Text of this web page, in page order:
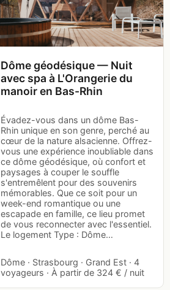
Dôme géodésique — Nuit
avec spa à L'Orangerie du
manoir en Bas-Rhin
Évadez-vous dans un dôme Bas-
Rhin unique en son genre, perché au
cœur de la nature alsacienne. Offrez-
vous une expérience inoubliable dans
ce dôme géodésique, où confort et
paysages à couper le souffle
s'entremêlent pour des souvenirs
mémorables. Que ce soit pour un
week-end romantique ou une
escapade en famille, ce lieu promet
de vous reconnecter avec l'essentiel.
Le logement Type : Dôme…
Dôme · Strasbourg · Grand Est · 4
voyageurs · À partir de 324 € / nuit